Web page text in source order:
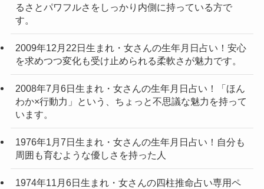
るさとパワフルさをしっかり内側に持っている方で
す。
2009年12月22日生まれ・女さんの生年月日占い！安心
を求めつつ変化も受け止められる柔軟さが魅力です。
2008年7月6日生まれ・女さんの生年月日占い！「ほん
わか×行動力」という、ちょっと不思議な魅力を持って
います。
1976年1月7日生まれ・女さんの生年月日占い！自分も
周囲も育むような優しさを持った人
1974年11月6日生まれ・女さんの四柱推命占い専用ペ